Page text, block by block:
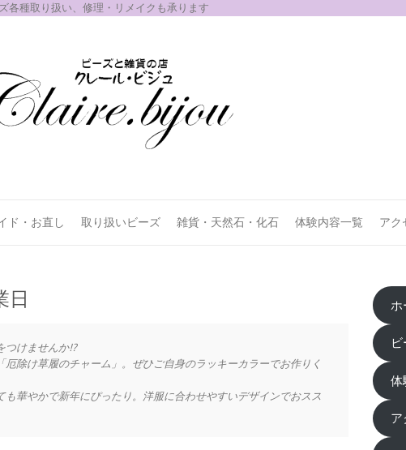
各種取り扱い、修理・リメイクも承ります
ド・お直し 取り扱いビーズ 雑貨・天然石・化石 体験内容一覧 アク
日
つけませんか!?
除け草履のチャーム」。ぜひご自身のラッキーカラーでお作りく
も華やかで新年にぴったり。洋服に合わせやすいデザインでおスス
ホ
体